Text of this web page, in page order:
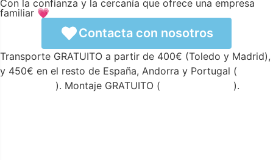
Con la confianza y la cercanía que ofrece una empresa
familiar 💗
Contacta con nosotros
Transporte GRATUITO a partir de 400€ (Toledo y Madrid),
y 450€ en el resto de España, Andorra y Portugal (
). Montaje GRATUITO ( ).